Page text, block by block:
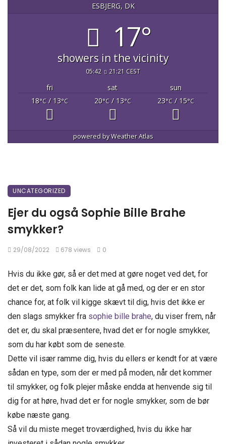
ESBJERG, DK
17°
showers in the vicinity
05:42 21:21 CEST
fri sat
sun
18°C/ 13°C 20°C/ 13°C 23°C / 15°C
powered byWeather Atlas
UNCATEGORIZED
Ejer du også Sophie Bille Brahe
smykker?
29/08/2022 678 views 0
Hvis du ikke gør, så er det med at gøre noget ved det, for
det er det, som folk kan lide at gå med, og der er en stor
chance for, at folk vil kigge skævt til dig, hvis det ikke er
den slags smykker fra sophie bille brahe, du viser frem, når
det er, du skal præsentere, hvad det er for nogle smykker,
som du har købt som de seneste.
Dette vil især ramme dig, hvis du ellers er kendt for at være
sådan en type, som der er med på moden, når det kommer
til smykker, og folk plejer måske endda at henvende sig til
dig for at høre, hvad det er for nogle smykker, som de bør
købe næste gang.
Så vil du miste meget troværdighed, hvis du ikke har